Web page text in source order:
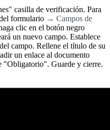
casilla de verificación. Para
formulario → Campos de
clic en el botón negro
un nuevo campo. Establece
campo. Rellene el título de su
un enlace al documento
"Obligatorio". Guarde y cierre.